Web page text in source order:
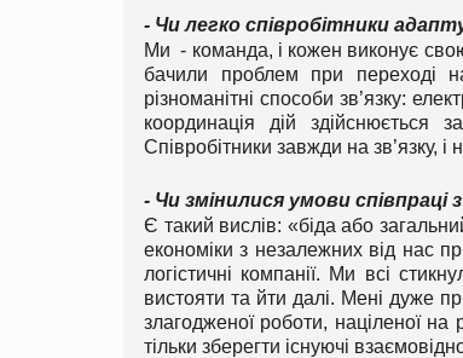
- Чи легко співробітники
Ми - команда, і кожен виконує
бачили проблем при переході
різноманітні способи зв’язку:
координація дій здійснюється
Співробітники завжди на зв’язку,
- Чи змінилися умови
Є такий вислів: «біда або
економіки з незалежних від нас
логістичні компанії. Ми всі
вистояти та йти далі. Мені дуже
злагодженої роботи, націленої на
тільки зберегти існуючі